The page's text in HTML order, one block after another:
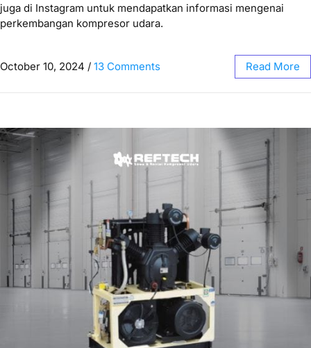
juga di Instagram untuk mendapatkan informasi mengenai
perkembangan kompresor udara.
October 10, 2024 / 13 Comments Read More